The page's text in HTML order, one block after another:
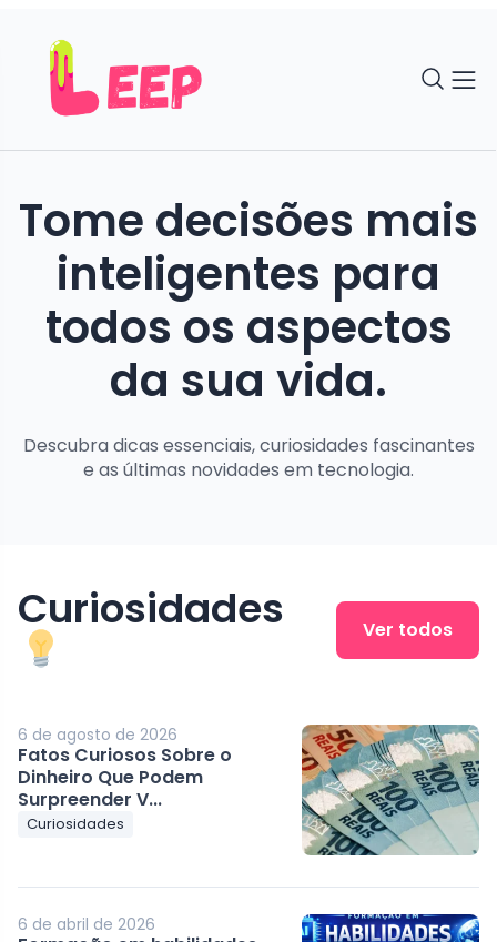
Tome decisões mais
inteligentes para
todos os aspectos
da sua vida.
Descubra dicas essenciais, curiosidades fascinantes
e as últimas novidades em tecnologia.
Curiosidades Ver todos
6 de agosto de 2026
Fatos Curiosos Sobre o
Dinheiro Que Podem
Surpreender V...
Curiosidades
6 de abril de 2026